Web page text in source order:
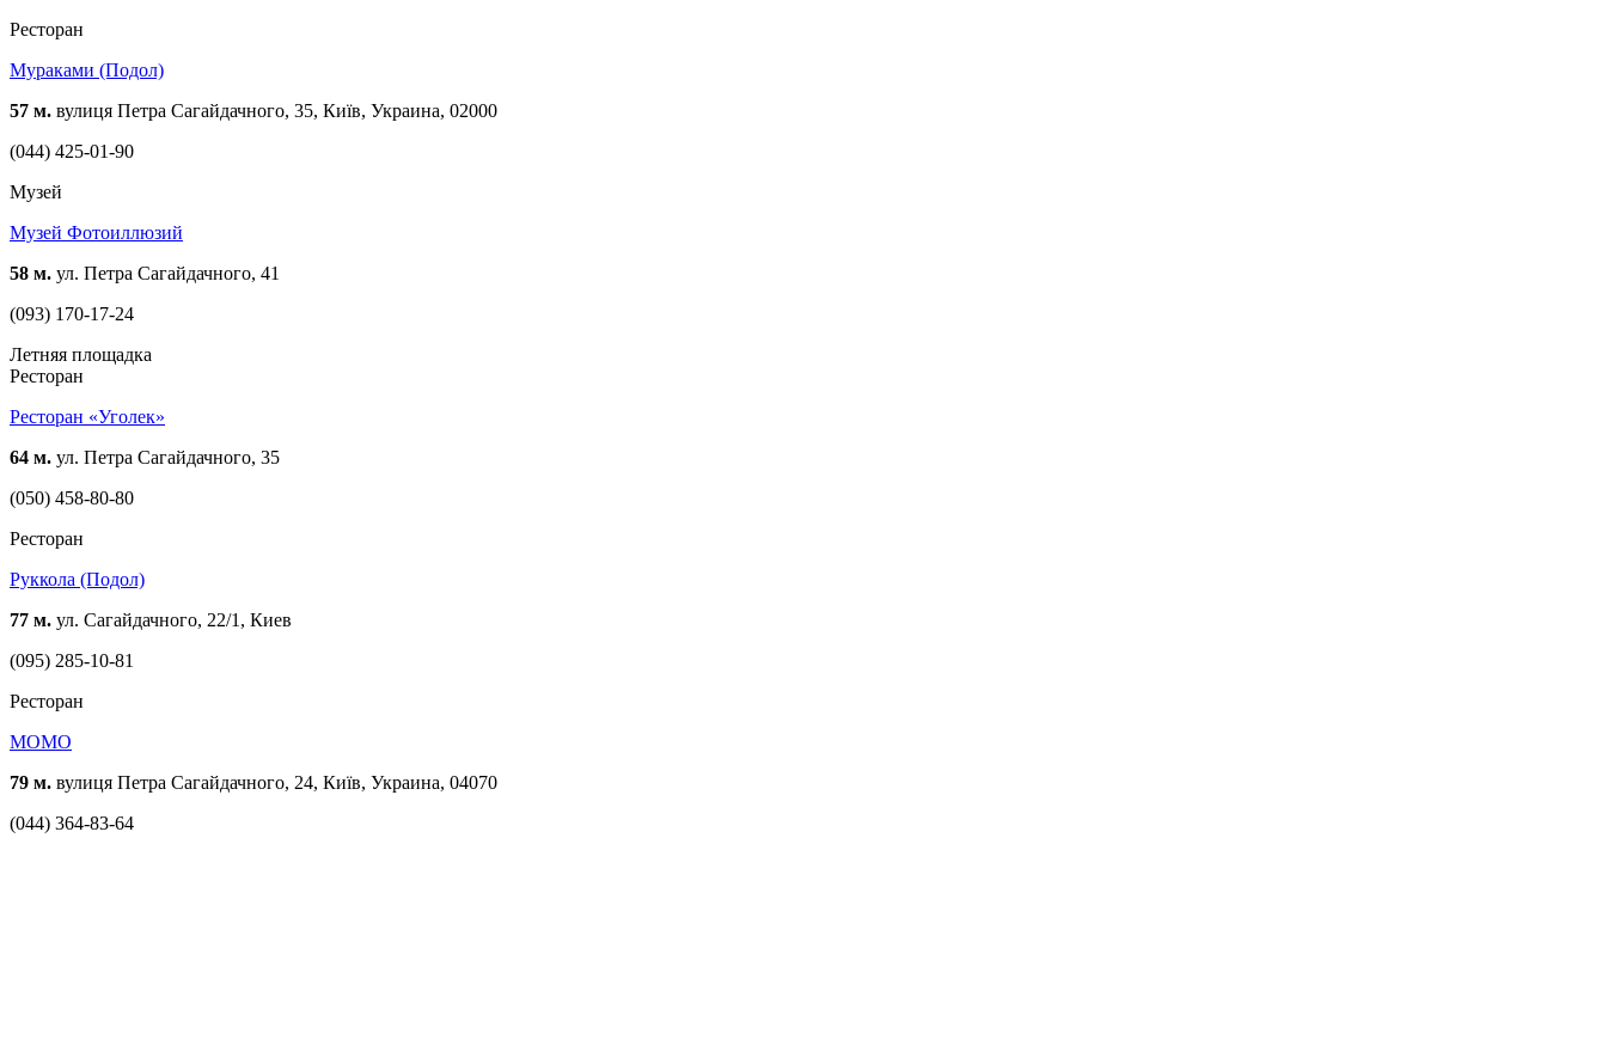
Ресторан
Мураками (Подол)
57 м. вулиця Петра Сагайдачного, 35, Київ, Украина, 02000
(044) 425-01-90
Музей
Музей Фотоиллюзий
58 м. ул. Петра Сагайдачного, 41
(093) 170-17-24
Летняя площадка
Ресторан
Ресторан «Уголек»
64 м. ул. Петра Сагайдачного, 35
(050) 458-80-80
Ресторан
Руккола (Подол)
77 м. ул. Сагайдачного, 22/1, Киев
(095) 285-10-81
Ресторан
MOMO
79 м. вулиця Петра Сагайдачного, 24, Київ, Украина, 04070
(044) 364-83-64